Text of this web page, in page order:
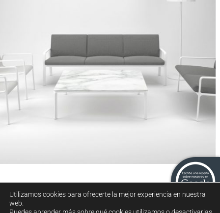
Utilizamos cookies para ofrecerte la mejor experiencia en nuestra
web.